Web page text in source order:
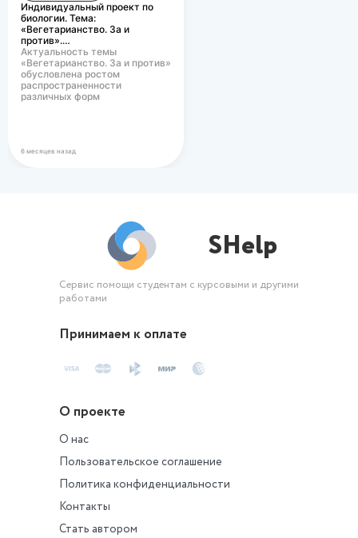
Индивидуальный проект по
биологии. Тема:
«Вегетарианство. За и
против».…
Актуальность темы
«Вегетарианство. За и против»
обусловлена ростом
распространенности
различных форм
6 месяцев назад
SHelp
Сервис помощи студентам с курсовыми и другими
работами
Принимаем к оплате
О проекте
О нас
Пользовательское соглашение
Политика конфиденциальности
Контакты
Стать автором